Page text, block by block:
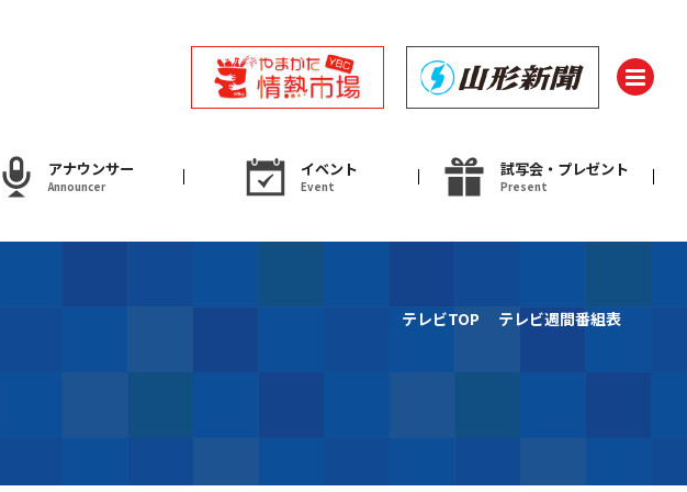
アナウンサー
Announcer
イベント
Event
試写会・プレゼント
Present
アナウンサー
Announcer
試写会・プレゼント
テレビTOP テレビ週間番組表